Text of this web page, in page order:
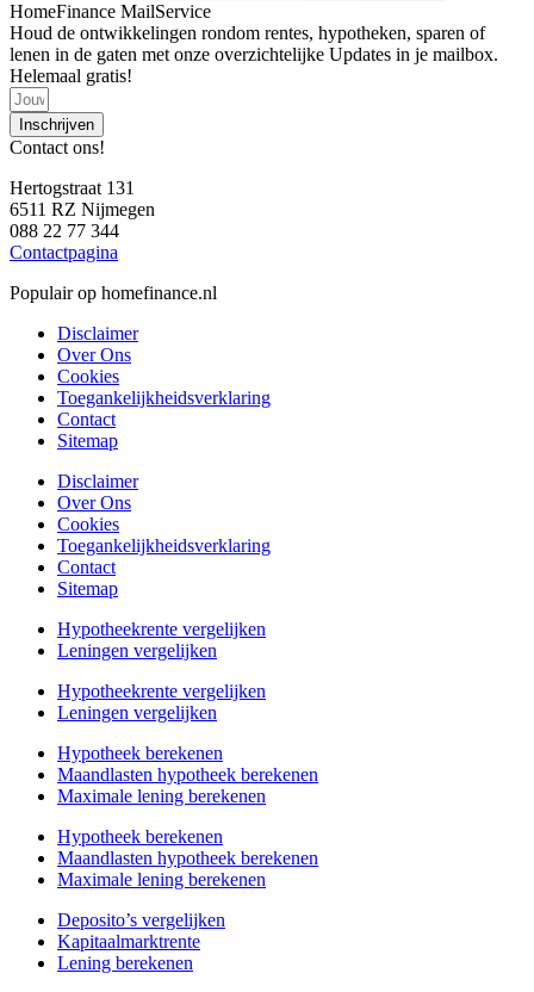
HomeFinance MailService
Houd de ontwikkelingen rondom rentes, hypotheken, sparen of
lenen in de gaten met onze overzichtelijke Updates in je mailbox.
Helemaal gratis!
Inschrijven
Contact ons!
Hertogstraat 131
6511 RZ Nijmegen
088 22 77 344
Contactpagina
Populair op homefinance.nl
Disclaimer
Over Ons
Cookies
Toegankelijkheidsverklaring
Contact
Sitemap
Disclaimer
Over Ons
Cookies
Toegankelijkheidsverklaring
Contact
Sitemap
Hypotheekrente vergelijken
Leningen vergelijken
Hypotheekrente vergelijken
Leningen vergelijken
Hypotheek berekenen
Maandlasten hypotheek berekenen
Maximale lening berekenen
Hypotheek berekenen
Maandlasten hypotheek berekenen
Maximale lening berekenen
Deposito’s vergelijken
Kapitaalmarktrente
Lening berekenen